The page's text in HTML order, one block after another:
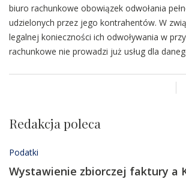
biuro rachunkowe obowiązek odwołania
udzielonych przez jego kontrahentów. W
legalnej konieczności ich odwoływania w
rachunkowe nie prowadzi już usług dla
Redakcja poleca
Podatki
Wystawienie zbiorczej faktury a